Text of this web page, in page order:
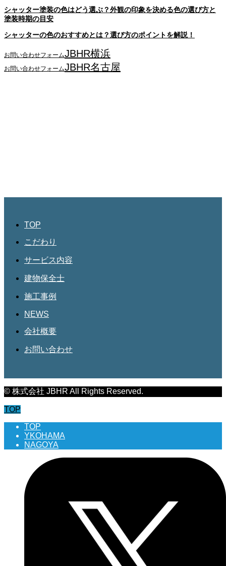
シャッター塗装の色はどう選ぶ？外観の印象を決める色の選び方と
塗装時期の目安
シャッターの色のおすすめとは？選び方のポイントを解説！
お問い合わせフォームJBHR横浜
お問い合わせフォームJBHR名古屋
TOP
こだわり
サービス内容
建物保全士
施工事例
NEWS
会社概要
お問い合わせ
© 株式会社 JBHR All Rights Reserved.
TOP
TOP
YKOHAMA
NAGOYA